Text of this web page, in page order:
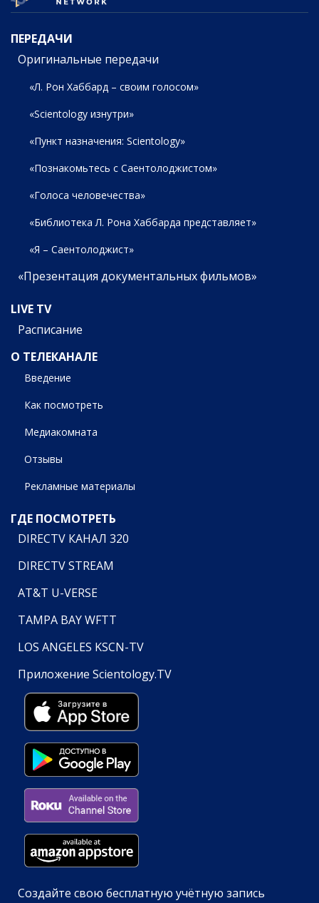
ПЕРЕДАЧИ
Оригинальные передачи
«Л. Рон Хаббард – своим голосом»
«Scientology изнутри»
«Пункт назначения: Scientology»
«Познакомьтесь с Саентолоджистом»
«Голоса человечества»
«Библиотека Л. Рона Хаббарда представляет»
«Я – Саентолоджист»
«Презентация документальных фильмов»
LIVE TV
Расписание
О ТЕЛЕКАНАЛЕ
Введение
Как посмотреть
Медиакомната
Отзывы
Рекламные материалы
ГДЕ ПОСМОТРЕТЬ
DIRECTV КАНАЛ 320
DIRECTV STREAM
AT&T U-VERSE
TAMPA BAY WFTT
LOS ANGELES KSCN-TV
Приложение Scientology.TV
Создайте свою бесплатную учётную запись